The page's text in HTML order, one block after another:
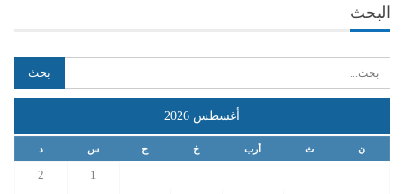
البحث
أغسطس 2026
ن ث أرب خ ج س د
1
2